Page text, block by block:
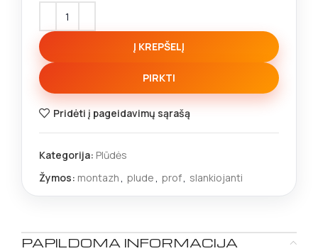
Į KREPŠELĮ
PIRKTI
Pridėti į pageidavimų sąrašą
Kategorija: Plūdės
Žymos: montazh, plude, prof, slankiojanti
PAPILDOMA INFORMACIJA